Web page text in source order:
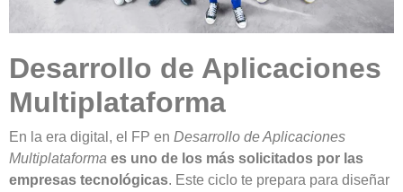
Desarrollo de Aplicaciones
Multiplataforma
En la era digital, el FP en Desarrollo de Aplicaciones
Multiplataforma es uno de los más solicitados por las
empresas tecnológicas. Este ciclo te prepara para diseñar